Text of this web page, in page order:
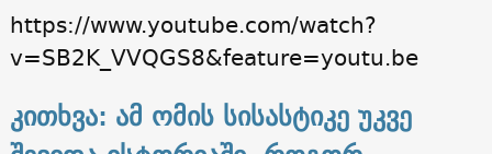
https://www.youtube.com/watch?
v=SB2K_VVQGS8&feature=youtu.be
კითხვა: ამ ომის სისასტიკე უკვე